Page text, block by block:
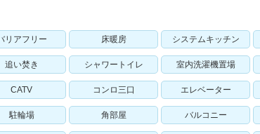
リアフリー 床暖房 システムキッチン
追い焚き シャワートイレ 室内洗濯機置場
CATV コンロ三口 エレベーター
駐輪場 角部屋 バルコニー